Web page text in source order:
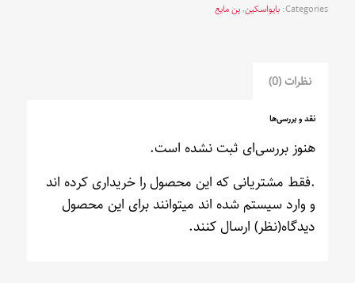
Categories: بایواسکین,پن مایع
نظرات (0)
نقد و بررسی‌ها
هنوز بررسی‌ای ثبت نشده است.
.فقط مشتریانی که این محصول را خریداری کرده اند
و وارد سیستم شده اند میتوانند برای این محصول
دیدگاه(نظر) ارسال کنند.